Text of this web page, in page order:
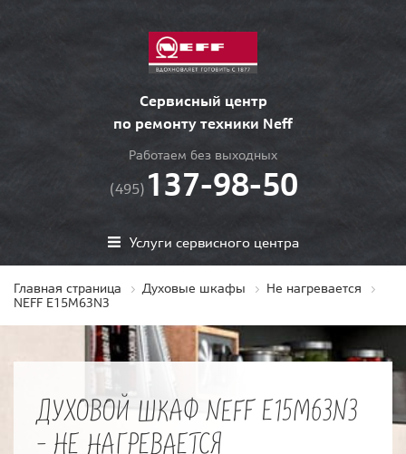
Сервисный центр
по ремонту техники Neff
Работаем без выходных
(495) 137-98-50
Услуги сервисного центра
Главная страница Духовые шкафы
Не нагревается
NEFF E15M63N3
ДУХОВОЙ ШКАФ NEFF E15M63N3
- НЕ НАГРЕВАЕТСЯ